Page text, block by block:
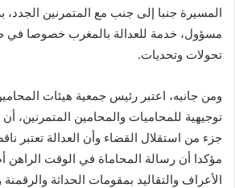
المسيرة جنبا إلى جنب مع المتمرنين الجدد،
مسؤول، خدمة للعدالة بالمغرب خصوصا
تحولات وتحديات.
ومن جانبه، اعتبر رئيس جمعية هيئات
توجيهية للمحاميات والمحامين المتمرنين،
جزء من استقلال القضاء وأن العدالة تعتبر
مؤكدا أن رسالة المحاماة في الوقت الراهن
الأعراف والتقاليد بمقومات الحداثة